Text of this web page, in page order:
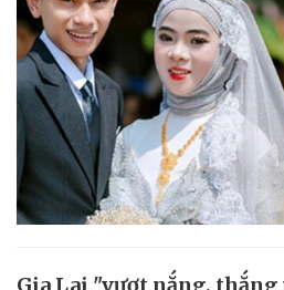
Gia Lai "vượt nắng,